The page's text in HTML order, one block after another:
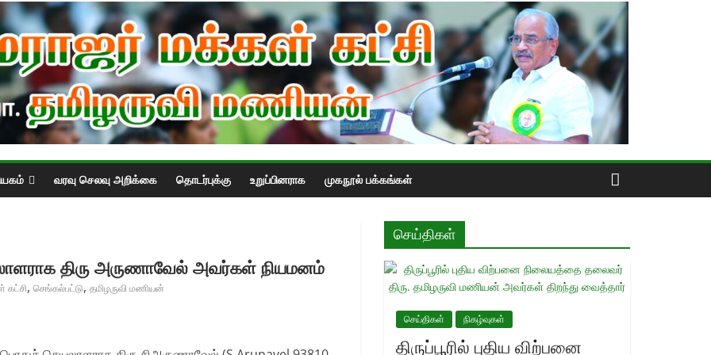
வரவு செலவு அறிக்கை தொடர்புக்கு உறுப்பினராக முகநூல் பக்கங்கள்
திரு அருணாவேல் அவர்கள் நியமனம்
கட்சி, செங்கல்பட்டு, தமிழருவி மணியன்
செய்திகள்
செய்திகள் நிகழ்வுகள்
திருப்பூரில் புதிய விற்பனை